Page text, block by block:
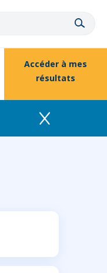
Accéder à mes
résultats